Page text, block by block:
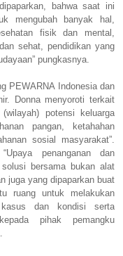
bahwa saat ini
mengubah banyak hal,
fisik dan mental,
sehat, pendidikan yang
pungkasnya.
PEWARNA Indonesia dan
Donna menyoroti terkait
potensi keluarga
pangan, ketahahan
sosial masyarakat”.
penanganan dan
bersama bukan alat
juga yang dipaparkan buat
ruang untuk melakukan
kasus dan kondisi serta
pihak pemangku